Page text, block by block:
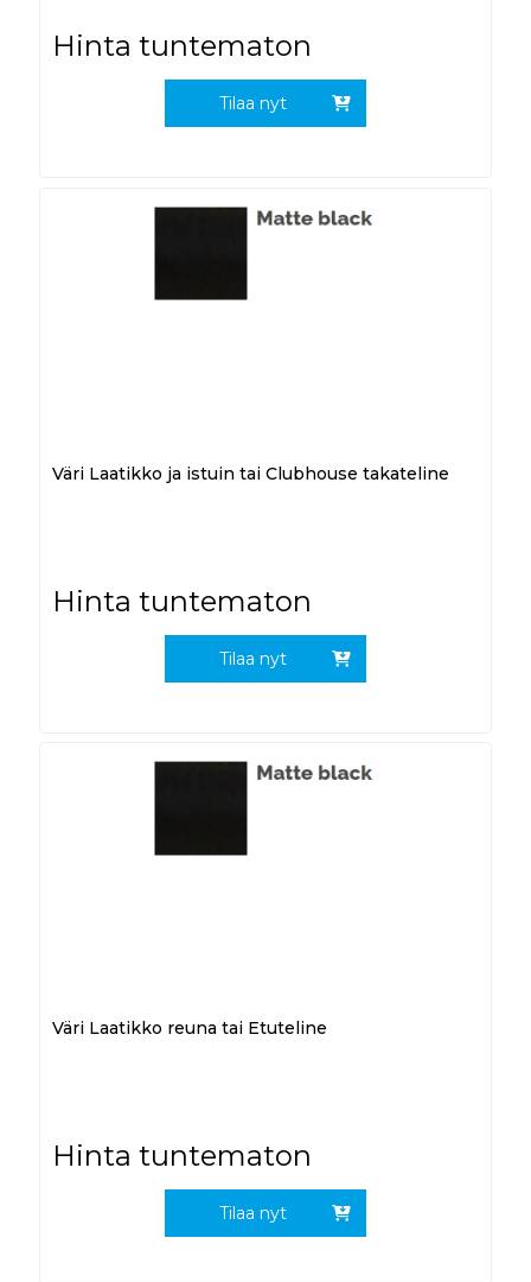
Hinta tuntematon
Tilaa nyt
Väri Laatikko ja istuin tai Clubhouse takateline
Hinta tuntematon
Tilaa nyt
Väri Laatikko reuna tai Etuteline
Hinta tuntematon
Tilaa nyt